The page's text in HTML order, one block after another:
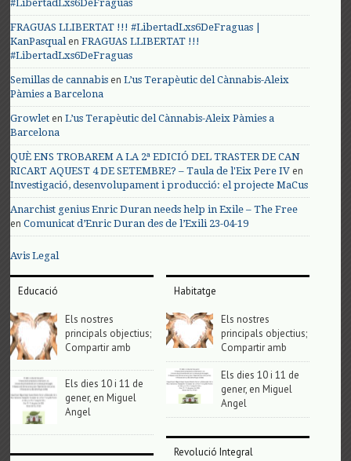
#LibertadLxs6DeFraguas
FRAGUAS LLIBERTAT !!! #LibertadLxs6DeFraguas |
KanPasqualenFRAGUAS LLIBERTAT !!!
#LibertadLxs6DeFraguas
Semillas de cannabis enL’us Terapèutic del Cànnabis-Aleix
Pàmies a Barcelona
Growlet enL’us Terapèutic del Cànnabis-Aleix Pàmies a
Barcelona
QUÈ ENS TROBAREM A LA 2ª EDICIÓ DEL TRASTER DE CAN
RICART AQUEST 4 DE SETEMBRE? – Taula de l'Eix Pere IV en
Investigació, desenvolupament i producció: el projecte MaCus
Anarchist genius Enric Duran needs help in Exile – The Free
enComunicat d’Enric Duran des de l’Exili 23-04-19
Avis Legal
Educació
Els nostres
principals objectius;
Compartir amb
Els dies 10 i 11 de
gener, en Miguel
Angel
Habitatge
Els nostres
principals objectius;
Compartir amb
Els dies 10 i 11 de
gener, en Miguel
Angel
Revolució Integral